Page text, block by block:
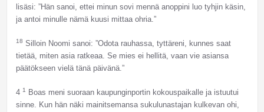
lisäsi: ”Hän sanoi, ettei minun sovi mennä anoppini luo tyhjin käsin,
ja antoi minulle nämä kuusi mittaa ohria.”
18 Silloin Noomi sanoi: ”Odota rauhassa, tyttäreni, kunnes saat
tietää, miten asia ratkeaa. Se mies ei hellitä, vaan vie asiansa
päätökseen vielä tänä päivänä.”
4 1
Boas meni suoraan kaupunginportin kokouspaikalle ja istuutui
sinne. Kun hän näki mainitsemansa sukulunastajan kulkevan ohi,